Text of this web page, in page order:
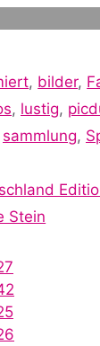
, bilder,
, lustig,
sammlung,
Stein